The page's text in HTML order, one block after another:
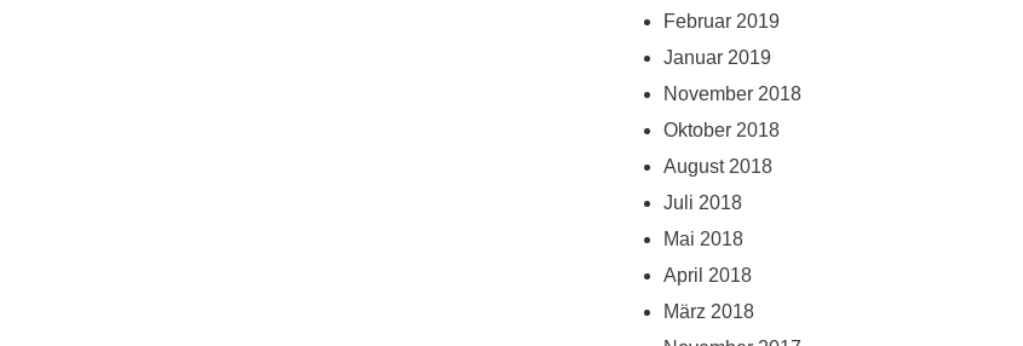
Februar 2019
Januar 2019
November 2018
Oktober 2018
August 2018
Juli 2018
Mai 2018
April 2018
März 2018